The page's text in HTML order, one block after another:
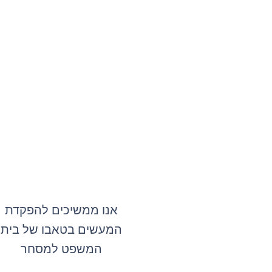
אנו ממשיכים להפקדת
המעשים בטאבו של בית
המשפט למסחר